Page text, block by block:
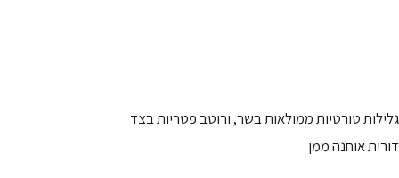
גלילות טורטיות ממולאות בשר, ורוטב פטריות בצד
דורית אוחנה ממן